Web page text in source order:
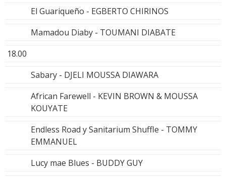
El Guariqueño - EGBERTO CHIRINOS
Mamadou Diaby - TOUMANI DIABATE
18.00
Sabary - DJELI MOUSSA DIAWARA
African Farewell - KEVIN BROWN & MOUSSA
KOUYATE
Endless Road y Sanitarium Shuffle - TOMMY
EMMANUEL
Lucy mae Blues - BUDDY GUY